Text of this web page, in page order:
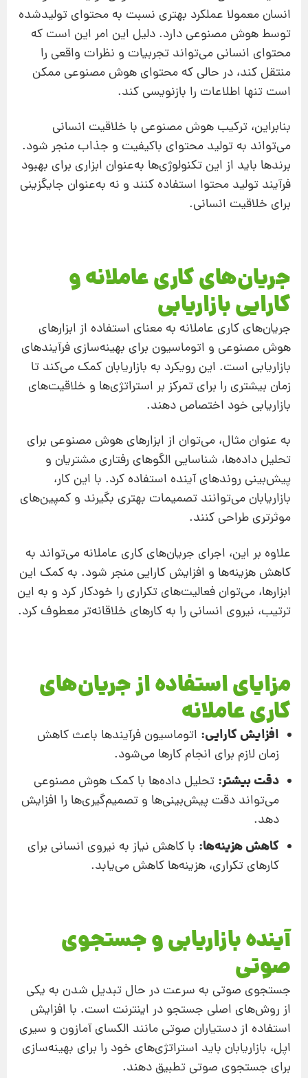
انسان معمولا عملکرد بهتری نسبت به محتوای تولیدشده
توسط هوش مصنوعی دارد. دلیل این امر این است که
محتوای انسانی می‌تواند تجربیات و نظرات واقعی را
منتقل کند، در حالی که محتوای هوش مصنوعی ممکن
است تنها اطلاعات را بازنویسی کند.
بنابراین، ترکیب هوش مصنوعی با خلاقیت انسانی
می‌تواند به تولید محتوای باکیفیت و جذاب منجر شود.
برندها باید از این تکنولوژی‌ها به‌عنوان ابزاری برای بهبود
فرآیند تولید محتوا استفاده کنند و نه به‌عنوان جایگزینی
برای خلاقیت انسانی.
جریان‌های کاری عاملانه و
کارایی بازاریابی
جریان‌های کاری عاملانه به معنای استفاده از ابزارهای
هوش مصنوعی و اتوماسیون برای بهینه‌سازی فرآیندهای
بازاریابی است. این رویکرد به بازاریابان کمک می‌کند تا
زمان بیشتری را برای تمرکز بر استراتژی‌ها و خلاقیت‌های
بازاریابی خود اختصاص دهند.
به عنوان مثال، می‌توان از ابزارهای هوش مصنوعی برای
تحلیل داده‌ها، شناسایی الگوهای رفتاری مشتریان و
پیش‌بینی روندهای آینده استفاده کرد. با این کار،
بازاریابان می‌توانند تصمیمات بهتری بگیرند و کمپین‌های
موثرتری طراحی کنند.
علاوه بر این، اجرای جریان‌های کاری عاملانه می‌تواند به
کاهش هزینه‌ها و افزایش کارایی منجر شود. به کمک این
ابزارها، می‌توان فعالیت‌های تکراری را خودکار کرد و به این
ترتیب، نیروی انسانی را به کارهای خلاقانه‌تر معطوف کرد.
مزایای استفاده از جریان‌های
کاری عاملانه
افزایش کارایی: اتوماسیون فرآیندها باعث کاهش
زمان لازم برای انجام کارها می‌شود.
دقت بیشتر: تحلیل داده‌ها با کمک هوش مصنوعی
می‌تواند دقت پیش‌بینی‌ها و تصمیم‌گیری‌ها را افزایش
دهد.
کاهش هزینه‌ها: با کاهش نیاز به نیروی انسانی برای
کارهای تکراری، هزینه‌ها کاهش می‌یابد.
آینده بازاریابی و جستجوی
صوتی
جستجوی صوتی به سرعت در حال تبدیل شدن به یکی
از روش‌های اصلی جستجو در اینترنت است. با افزایش
استفاده از دستیاران صوتی مانند الکسای آمازون و سیری
اپل، بازاریابان باید استراتژی‌های خود را برای بهینه‌سازی
برای جستجوی صوتی تطبیق دهند.